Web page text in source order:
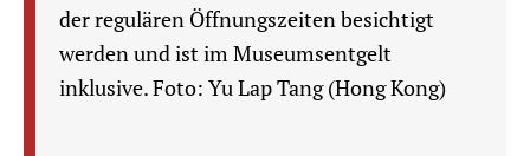
der regulären Öffnungszeiten besichtigt
werden und ist im Museumsentgelt
inklusive. Foto: Yu Lap Tang (Hong Kong)